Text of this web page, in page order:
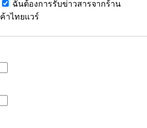
ฉันต้องการรับข่าวสารจากร้าน
ค้าไทยแวร์